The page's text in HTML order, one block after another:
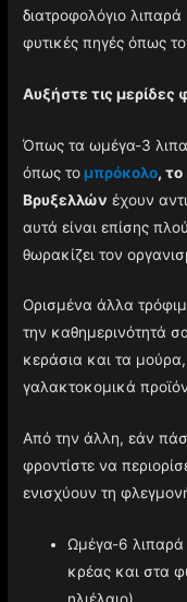
διατροφολόγιο
φυτικές πηγές όπως
Αυξήστε τις
Όπως τα ωμέγα-3
όπως τομπρόκολο, το
Βρυξελλών έχουν
αυτά είναι επίσης
θωρακίζει τον
Ορισμένα άλλα
την καθημερινότητά
κεράσια και τα μούρα,
γαλακτοκομικά
Από την άλλη, εάν
φροντίστε να
ενισχύουν τη
Ωμέγα-6 λιπαρά
κρέας και στα